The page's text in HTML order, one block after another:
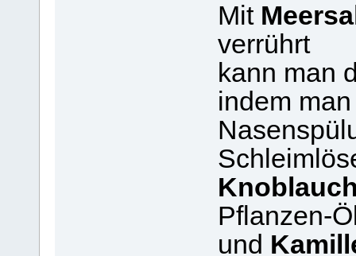
Mit
verrührt
kann man
indem
Pflanzen-
und